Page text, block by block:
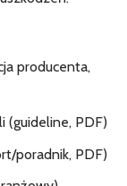
producenta,
(guideline, PDF)
poradnik, PDF)